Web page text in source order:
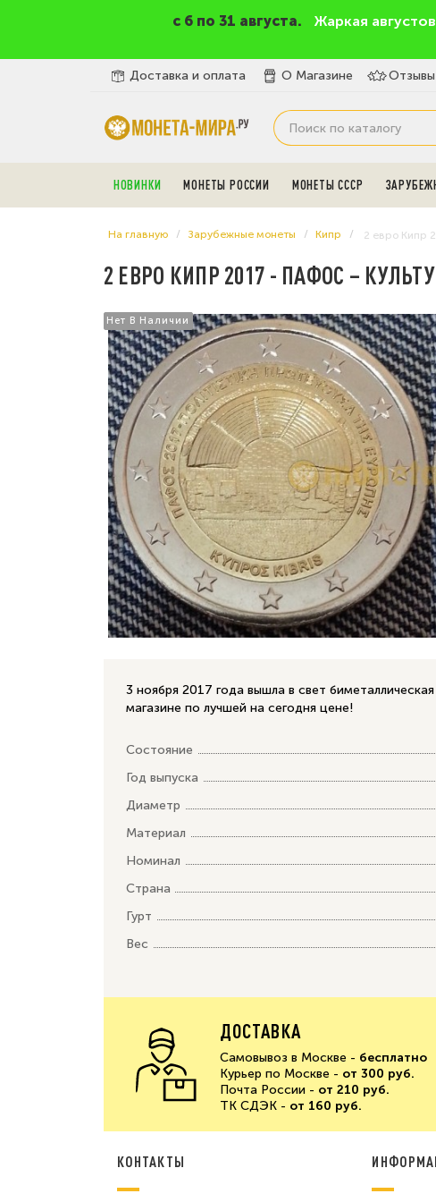
c 6 по 31 августа. Жаркая
Доставка и оплата О Магазине Отзывы
НОВИНКИ МОНЕТЫ РОССИИ МОНЕТЫ СССР
На главную Зарубежные монеты Кипр 2 евро Кипр
2 ЕВРО КИПР 2017 - ПАФОС –
Нет В Наличии
Нет В Наличии
3 ноября 2017 года вышла в свет
магазине по лучшей на сегодня цене!
Состояние
Год выпуска
Диаметр
Материал
Номинал
Страна
Гурт
Вес
ДОСТАВКА
Самовывоз в Москве - бесплатно
Курьер по Москве - от 300 руб.
Почта России - от 210 руб.
ТК СДЭК - от 160 руб.
КОНТАКТЫ